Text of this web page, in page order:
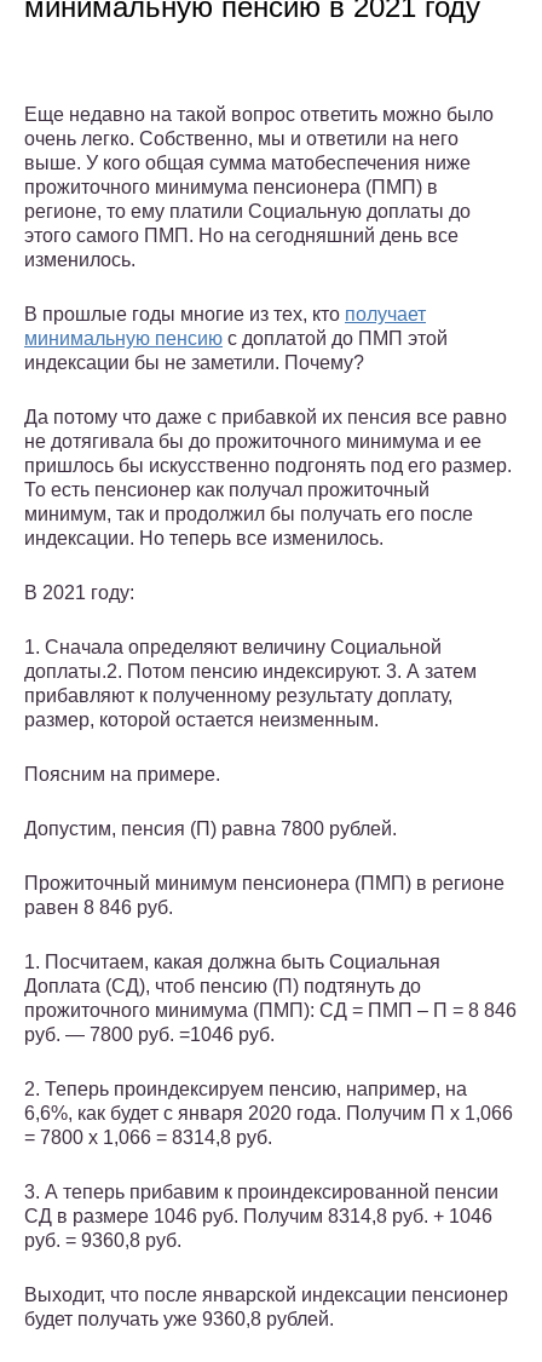
минимальную пенсию в 2021 году
Еще недавно на такой вопрос ответить можно было
очень легко. Собственно, мы и ответили на него
выше. У кого общая сумма матобеспечения ниже
прожиточного минимума пенсионера (ПМП) в
регионе, то ему платили Социальную доплаты до
этого самого ПМП. Но на сегодняшний день все
изменилось.
В прошлые годы многие из тех, кто получает
минимальную пенсию с доплатой до ПМП этой
индексации бы не заметили. Почему?
Да потому что даже с прибавкой их пенсия все равно
не дотягивала бы до прожиточного минимума и ее
пришлось бы искусственно подгонять под его размер.
То есть пенсионер как получал прожиточный
минимум, так и продолжил бы получать его после
индексации. Но теперь все изменилось.
В 2021 году:
1. Сначала определяют величину Социальной
доплаты.2. Потом пенсию индексируют. 3. А затем
прибавляют к полученному результату доплату,
размер, которой остается неизменным.
Поясним на примере.
Допустим, пенсия (П) равна 7800 рублей.
Прожиточный минимум пенсионера (ПМП) в регионе
равен 8 846 руб.
1. Посчитаем, какая должна быть Социальная
Доплата (СД), чтоб пенсию (П) подтянуть до
прожиточного минимума (ПМП): СД = ПМП – П = 8 846
руб. — 7800 руб. =1046 руб.
2. Теперь проиндексируем пенсию, например, на
6,6%, как будет с января 2020 года. Получим П х 1,066
= 7800 х 1,066 = 8314,8 руб.
3. А теперь прибавим к проиндексированной пенсии
СД в размере 1046 руб. Получим 8314,8 руб. + 1046
руб. = 9360,8 руб.
Выходит, что после январской индексации пенсионер
будет получать уже 9360,8 рублей.